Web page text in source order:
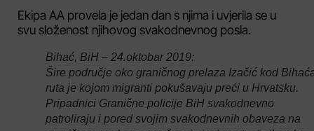
Ekipa AA provela je jedan dan s njima i uvjerila se u
svu složenost njihovog svakodnevnog posla.
Bihać, BiH – 24.oktobar 2019:
Šire područje oko graničnog prelaza Izačić kod
ruta je kojom migranti pokušavaju preći u Hrvatsku.
Pripadnici Granične policije BiH svakodnevno
patroliraju i pored svojim svakodnevnih obaveza na